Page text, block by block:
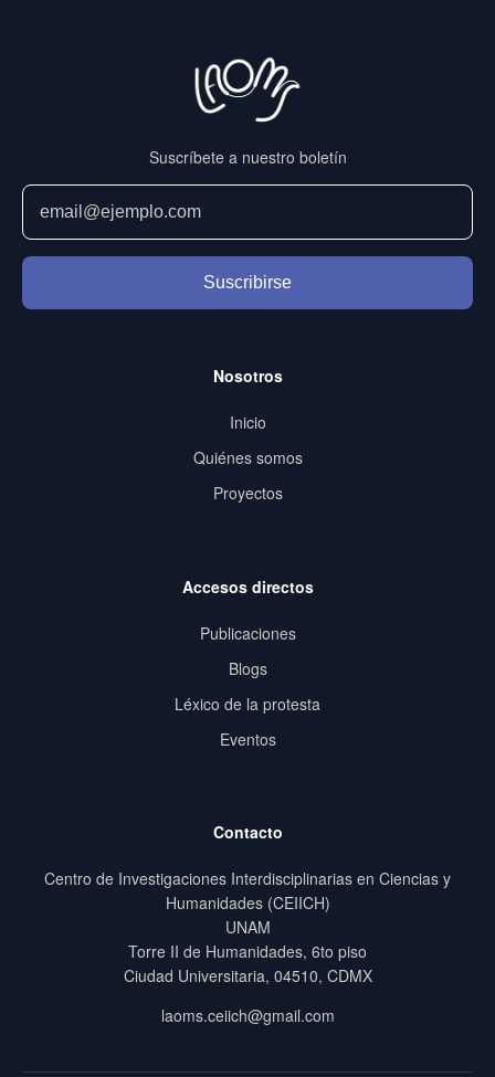
Suscríbete a nuestro boletín
Suscribirse
Nosotros
Inicio
Quiénes somos
Proyectos
Accesos directos
Publicaciones
Blogs
Léxico de la protesta
Eventos
Contacto
Centro de Investigaciones Interdisciplinarias en Ciencias y
Humanidades (CEIICH)
UNAM
Torre II de Humanidades, 6to piso
Ciudad Universitaria, 04510, CDMX
laoms.ceiich@gmail.com